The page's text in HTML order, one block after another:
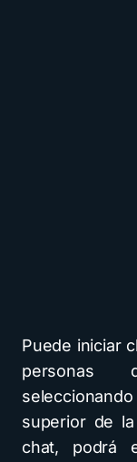
Puede iniciar
personas
seleccionando
superior de
chat, podrá